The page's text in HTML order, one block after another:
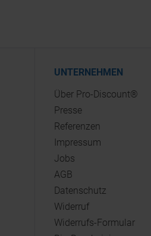
UNTERNEHMEN
Über Pro-Discount®
Presse
Referenzen
Impressum
Jobs
AGB
Datenschutz
Widerruf
Widerrufs-Formular